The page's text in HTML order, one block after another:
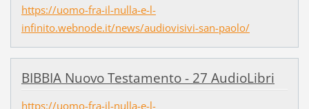
https://uomo-fra-il-nulla-e-l-
infinito.webnode.it/news/audiovisivi-san-paolo/
BIBBIA Nuovo Testamento - 27 AudioLibri
https://uomo-fra-il-nulla-e-l-